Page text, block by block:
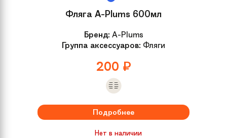
Тактильно мягкие
Передний тормозDisc
Фляга A-Plums 600мл
Бренд: A-Plums
Группа аксессуаров: Фляги
200 ₽
Подробнее
Нет в наличии